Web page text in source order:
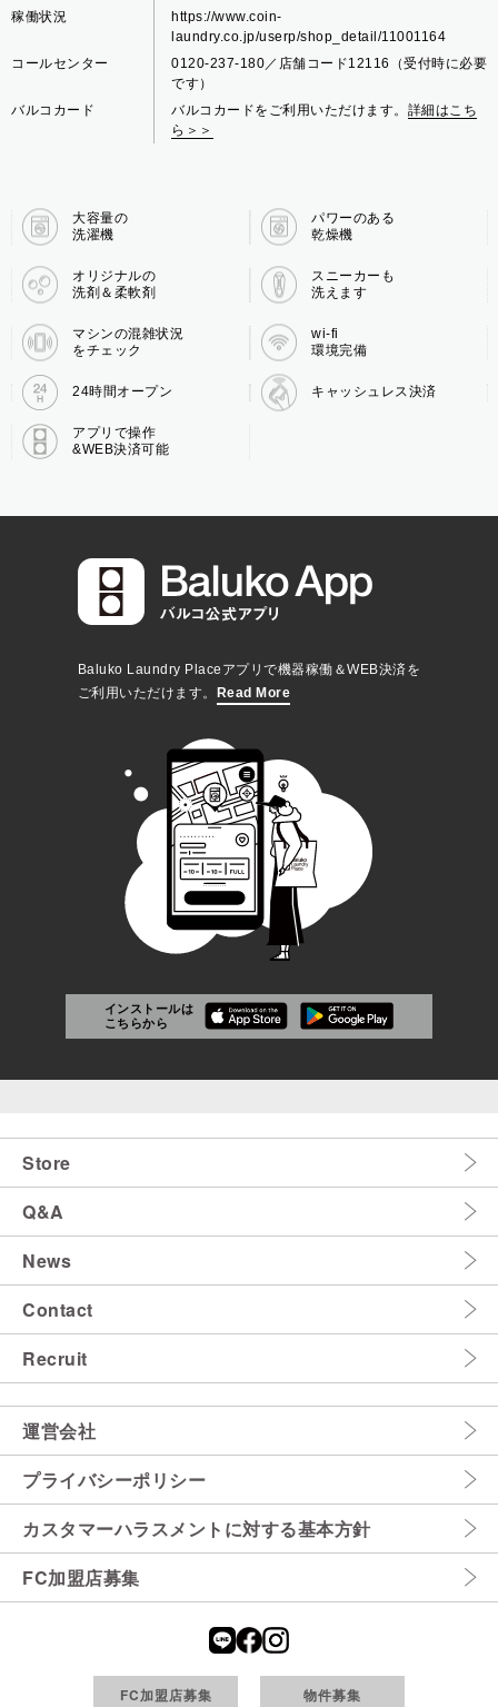
稼働状況
https://www.coin-
laundry.co.jp/userp/shop_detail/11001164
コールセンター
0120-237-180／店舗コード12116（受付時に必要
です）
バルコカード
バルコカードをご利用いただけます。 詳細はこち
ら＞＞
大容量の
洗濯機
パワーのある
乾燥機
オリジナルの
洗剤＆柔軟剤
スニーカーも
洗えます
マシンの混雑状況
をチェック
wi-fi
環境完備
24時間オープン キャッシュレス決済
アプリで操作
&WEB決済可能
Baluko Laundry Placeアプリで機器稼働＆WEB決済を
ご利用いただけます。 Read More
インストールは
こちらから
Store
Q&A
News
Contact
Recruit
運営会社
プライバシーポリシー
カスタマーハラスメントに対する基本方針
FC加盟店募集
FC加盟店募集 物件募集